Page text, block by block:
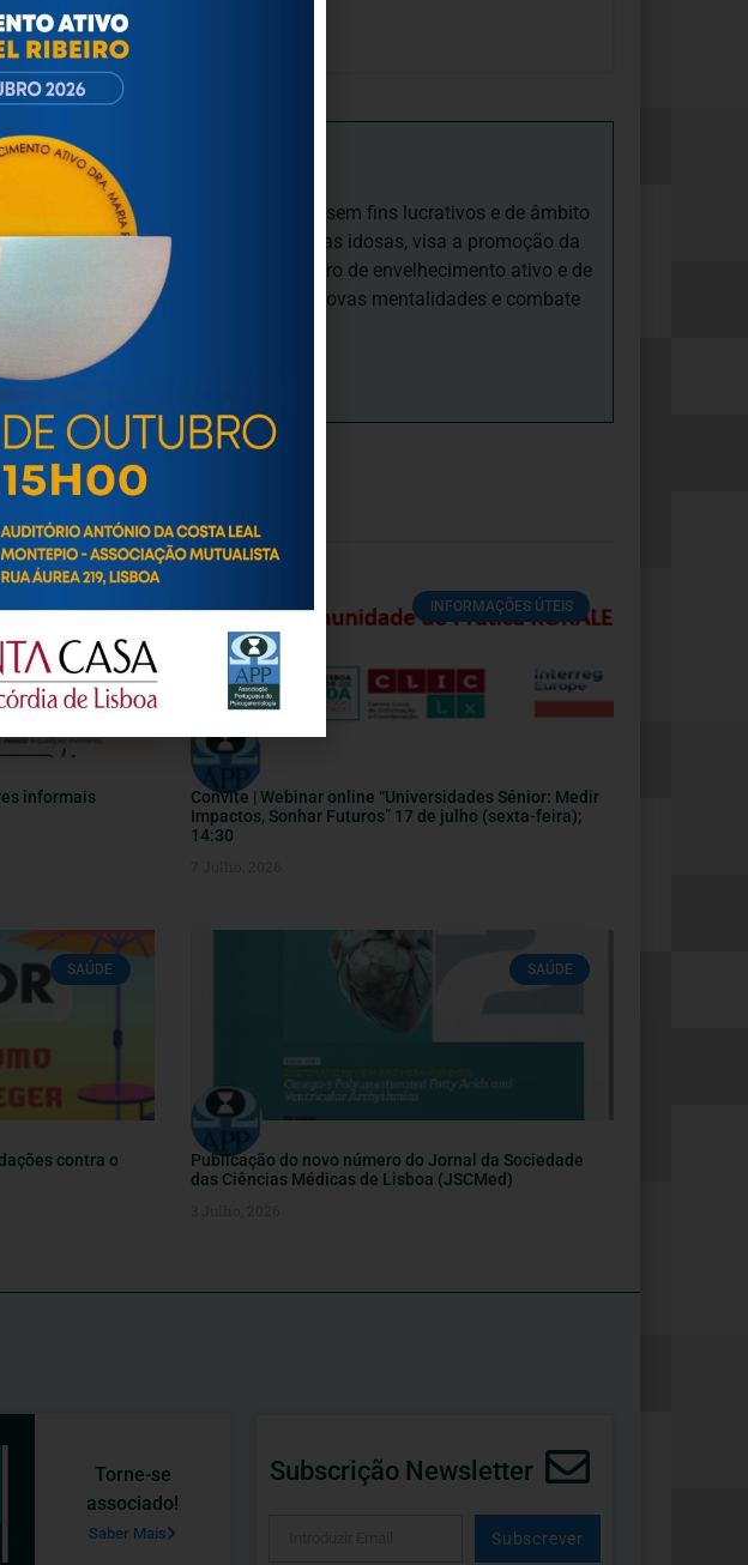
Particular de Solidariedade Social sem fins lucrativos e de âmbito
ao envelhecimento e às pessoas idosas, visa a promoção da
das pessoas idosas, num quadro de envelhecimento ativo e de
para todas as idades, promove novas mentalidades e combate
/ ATUALIDADE
informais
INFORMAÇÕES ÚTEIS
Convite | Webinar online “Universidades Sénior: Medir
Impactos, Sonhar Futuros” 17 de julho (sexta-feira);
14:30
SAÚDE
contra o
SAÚDE
Publicação do novo número do Jornal da Sociedade
das Ciências Médicas de Lisboa (JSCMed)
Torne-se
associado!
Saber Mais
Subscrição Newsletter
Subscrever